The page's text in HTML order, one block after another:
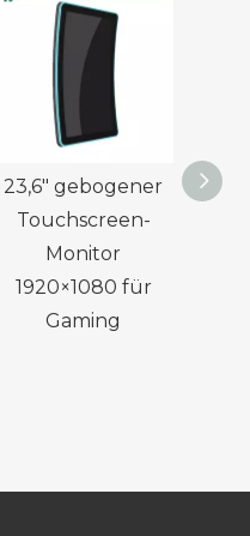
23,6″ gebogener
Touchscreen-
Monitor
1920×1080 für
Gaming